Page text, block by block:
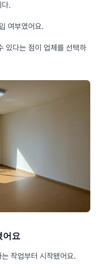
.
여부였어요.
있다는 점이 업체를 선택하
어요
작업부터 시작됐어요.